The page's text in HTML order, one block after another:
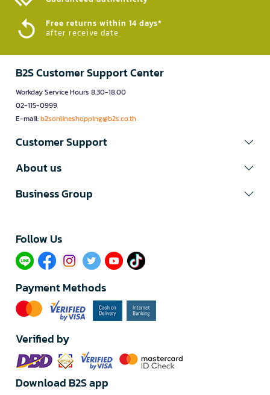
Free returns within 14 days*
after receive date
B2S Customer Support Center
Workday Service Hours 8.30-18.00
02-115-0999
E-mail:b2sonlineshopping@b2s.co.th
Customer Support
About us
Business Group
Follow Us​
Payment Methods
Verified by
Download B2S app